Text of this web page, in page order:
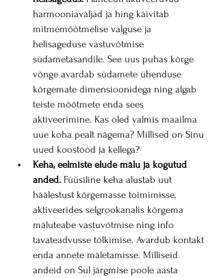
harmooniaväljad ja hing käivitab
mitmemõõtmelise valguse ja
helisageduse vastuvõtmise
südametasandile. See uus puhas kõrge
võnge avardab südamete ühenduse
kõrgemate dimensioonidega ning algab
teiste mõõtmete enda sees
aktiveerimine. Kas oled valmis maailma
uue koha pealt nägema? Millised on Sinu
uued koostööd ja kellega?
Keha, eelmiste elude mälu ja kogutud
anded. Füüsiline keha alustab uut
häälestust kõrgemasse toimimisse,
aktiveerides selgrookanalis kõrgema
mäluteabe vastuvõtmise ning info
tavateadvusse tõlkimise. Avardub kontakt
enda annete mäletamisse. Milliseid
andeid on Sul järgmise poole aasta